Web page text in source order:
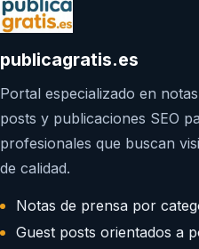
publicagratis.es
Portal especializado en
posts y publicaciones SEO
profesionales que buscan
de calidad.
Notas de prensa por
Guest posts orientados a